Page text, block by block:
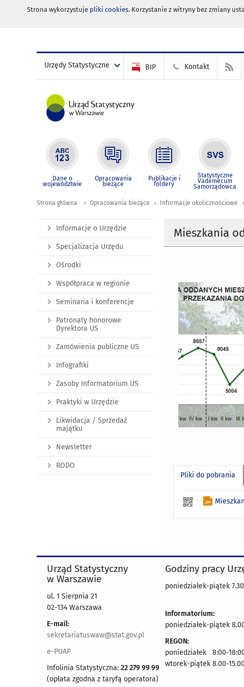
Strona wykorzystuje pliki cookies. Korzystanie z witryny bez zmiany
Urzędy Statystyczne BIP Kontakt
Dane o
województwie
Opracowania
bieżące
Publikacje i
foldery
Statystyczne
Vademecum
Samorządowca
Strona główna Opracowania bieżące Informacje okolicznościowe
Mieszkania
Pliki do pobrania
Informacje o Urzędzie
Specjalizacja Urzędu
Ośrodki
Współpraca w regionie
Seminaria i konferencje
Patronaty honorowe
Dyrektora US
Zamówienia publiczne US
Infografiki
Zasoby Informatorium US
Praktyki w Urzędzie
Likwidacja / Sprzedaż
majątku
Newsletter
RODO
Urząd Statystyczny
w Warszawie
ul. 1 Sierpnia 21
02-134 Warszawa
E-mail:
sekretariatuswaw@stat.gov.pl
e-PUAP
Infolinia Statystyczna: 22 279 99 99
(opłata zgodna z taryfą operatora)
Godziny pracy
poniedziałek-piątek
Informatorium:
poniedziałek-piątek
REGON:
poniedziałek 8:00-
wtorek-piątek 8.00-15.00